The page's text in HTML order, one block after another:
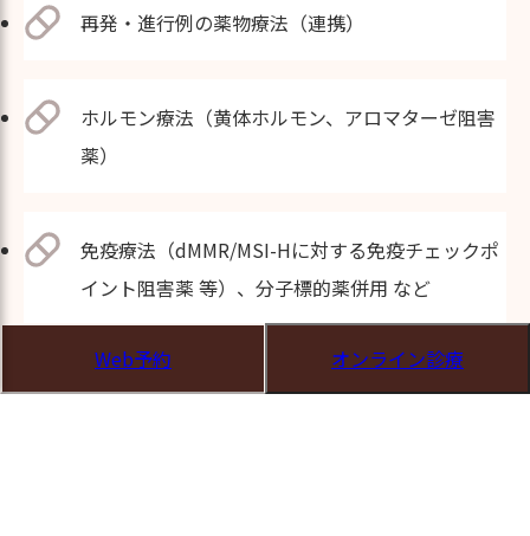
再発・進行例の薬物療法（連携）
ホルモン療法（黄体ホルモン、アロマターゼ阻害
薬）
免疫療法（dMMR/MSI-Hに対する免疫チェックポ
イント阻害薬 等）、分子標的薬併用 など
Web予約 オンライン診療